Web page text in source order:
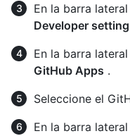
En la barra
Developer
En la barra
GitHub Apps .
Seleccione el
En la barra